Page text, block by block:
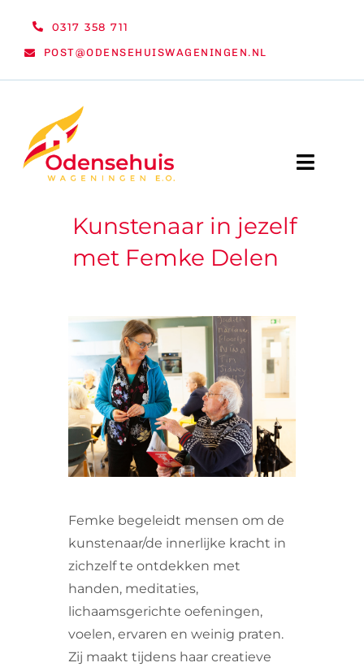
0317 358 711
POST@ODENSEHUISWAGENINGEN.NL
Toggle
WELKOM
ORGANISATIE
VRIJWILLIGERS & STAGIAIRES
CONTACT
Kunstenaar in jezelf
met Femke Delen
Femke begeleidt mensen om de
kunstenaar/de innerlijke kracht in
zichzelf te ontdekken met
handen, meditaties,
lichaamsgerichte oefeningen,
voelen, ervaren en weinig praten.
Zij maakt tijdens haar creatieve